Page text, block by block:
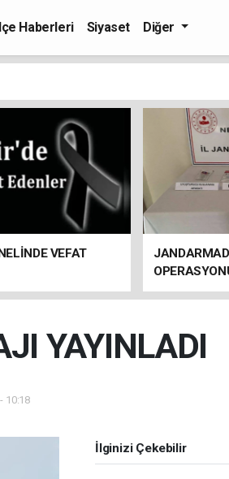
Haberleri Siyaset Diğer
VEFAT
YAYINLADI
10:18
İlginizi Çekebilir